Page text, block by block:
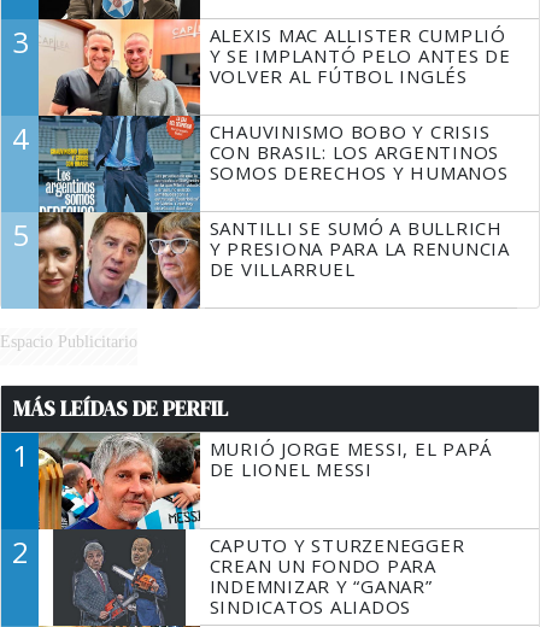
3
ALEXIS MAC ALLISTER CUMPLIÓ
Y SE IMPLANTÓ PELO ANTES DE
VOLVER AL FÚTBOL INGLÉS
4
CHAUVINISMO BOBO Y CRISIS
CON BRASIL: LOS ARGENTINOS
SOMOS DERECHOS Y HUMANOS
5
SANTILLI SE SUMÓ A BULLRICH
Y PRESIONA PARA LA RENUNCIA
DE VILLARRUEL
Espacio Publicitario
MÁS LEÍDAS DE PERFIL
1
MURIÓ JORGE MESSI, EL PAPÁ
DE LIONEL MESSI
2
CAPUTO Y STURZENEGGER
CREAN UN FONDO PARA
INDEMNIZAR Y “GANAR”
SINDICATOS ALIADOS